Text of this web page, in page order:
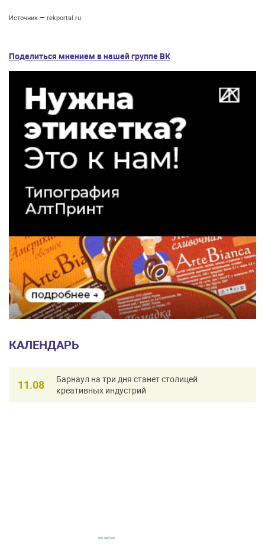
Источник — rekportal.ru
Поделиться мнением в нашей группе ВК
КАЛЕНДАРЬ
11.08
Барнаул на три дня станет столицей
креативных индустрий